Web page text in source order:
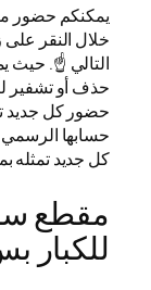
يمكنكم حضور
خلال النقر
التالي ☝️. حيث
حذف أو تشفير
حضور كل جديد
حسابها
كل جديد تمثله
مقطع
للكبار